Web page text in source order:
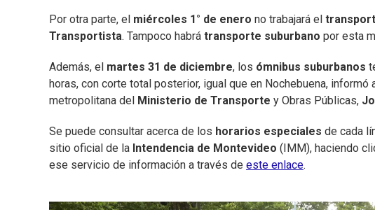
Por otra parte, el miércoles 1° de enero no trabajará el
Transportista. Tampoco habrá transporte suburbano por esta
Además, el martes 31 de diciembre, los ómnibus suburbanos
horas, con corte total posterior, igual que en Nochebuena,
metropolitana del
Ministerio de Transporte y Obras Públicas,
Se puede consultar acerca de los horarios especiales de cada
sitio oficial de la Intendencia de Montevideo (IMM), haciendo
ese servicio de información a través de este enlace.